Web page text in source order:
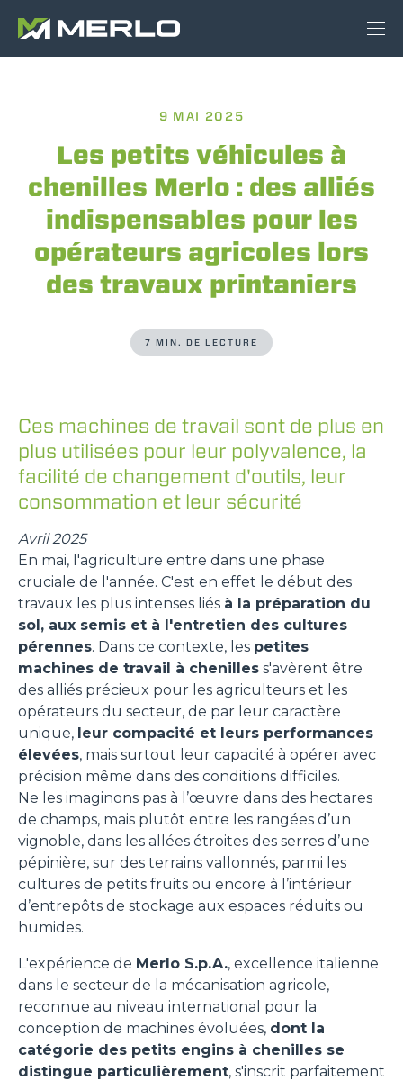
9 MAI 2025
Les petits véhicules à
chenilles Merlo : des alliés
indispensables pour les
opérateurs agricoles lors
des travaux printaniers
7 MIN. DE LECTURE
Ces machines de travail sont de plus en
plus utilisées pour leur polyvalence, la
facilité de changement d'outils, leur
consommation et leur sécurité
Avril 2025
En mai, l'agriculture entre dans une phase
cruciale de l'année. C'est en effet le début des
travaux les plus intenses liés à la préparation du
sol, aux semis et à l'entretien des cultures
pérennes. Dans ce contexte, les petites
machines de travail à chenilles s'avèrent être
des alliés précieux pour les agriculteurs et les
opérateurs du secteur, de par leur caractère
unique, leur compacité et leurs performances
élevées, mais surtout leur capacité à opérer avec
précision même dans des conditions difficiles.
Ne les imaginons pas à l’œuvre dans des hectares
de champs, mais plutôt entre les rangées d’un
vignoble, dans les allées étroites des serres d’une
pépinière, sur des terrains vallonnés, parmi les
cultures de petits fruits ou encore à l’intérieur
d’entrepôts de stockage aux espaces réduits ou
humides.
L'expérience de Merlo S.p.A., excellence italienne
dans le secteur de la mécanisation agricole,
reconnue au niveau international pour la
conception de machines évoluées, dont la
catégorie des petits engins à chenilles se
distingue particulièrement, s'inscrit parfaitement